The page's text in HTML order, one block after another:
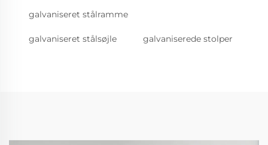
galvaniseret stålramme
galvaniseret stålsøjle galvaniserede stolper